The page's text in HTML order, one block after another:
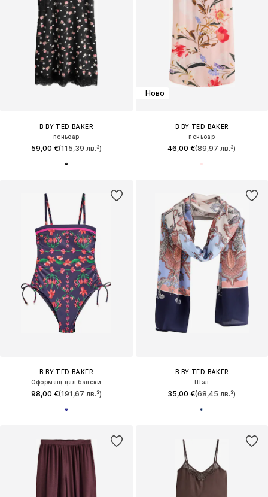
B BY TED BAKER
пеньоар
59,00 €(115,39 лв.³)
Ново
B BY TED BAKER
пеньоар
46,00 €(89,97 лв.³)
B BY TED BAKER
Оформящ цял бански
98,00 €(191,67 лв.³)
B BY TED BAKER
Шал
35,00 €(68,45 лв.³)